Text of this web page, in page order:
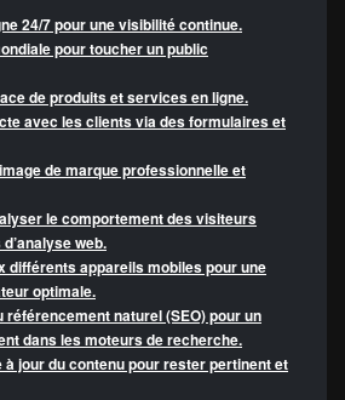
24/7 pour une visibilité continue.
pour toucher un public
de produits et services en ligne.
avec les clients via des formulaires et
de marque professionnelle et
le comportement des visiteurs
web.
différents appareils mobiles pour une
optimale.
référencement naturel (SEO) pour un
dans les moteurs de recherche.
à jour du contenu pour rester pertinent et